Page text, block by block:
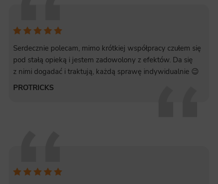
Serdecznie polecam, mimo krótkiej współpracy czułem się
pod stałą opieką i jestem zadowolony z efektów. Da się
z nimi dogadać i traktują, każdą sprawę indywidualnie 😉
PROTRICKS